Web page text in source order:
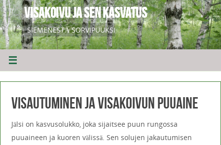
VISAKOIVU JA SEN KASVATUS
SIEMENESTÄ SORVIPUUKSI
Visautuminen ja visakoivun puuaine
Jälsi on kasvusolukko, joka sijaitsee puun rungossa
puuaineen ja kuoren välissä. Sen solujen jakautumisen